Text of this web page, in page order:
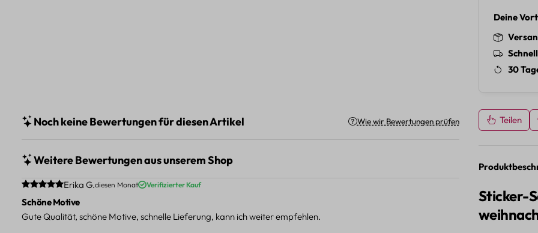
Deine
30
Teilen
Sticker-
Noch keine Bewertungen für diesen Artikel Wie wir Bewertungen prüfen
Weitere Bewertungen aus unserem Shop
Durchschnittliche Bewertung von 5 von 5 Sternen
Erika G.diesen Monat Verifizierter Kauf
Schöne Motive
Gute Qualität, schöne Motive, schnelle Lieferung, kann ich weiter empfehlen.